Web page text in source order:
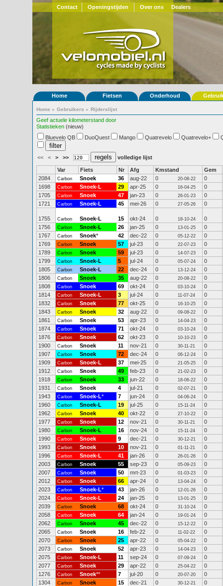
Contact Openingstijden Over ons Dealers
Home Fietsen Onderhoud
Home » Gebruikers » Rijderslijst
Geef actuele kilometerstand door
Statistieken (nieuw)
Bluevelo QB
DuoQuest Mango Quatrevelo Quatrevelo+
<< < > >> volledige lijst
Var Fiets Nr Afg Kmstand
Gem
2084
Carbon Snoek 36 aug-22 0 20-08-22
0
1698
Carbon Snoek-L 29 apr-25 0 16-04-25
0
1705
Carbon Snoek 47 jan-23 0 26-01-23
0
1721
Carbon Snoek-L 45 mei-26 0 27-05-26 0
1755 Carbon Snoek-L 15 okt-24 0 18-10-24
0
1756
Carbon Snoek-L 26 jan-25 0 13-01-25
0
1767
Carbon Snoek* 42 dec-22 0 05-12-22
0
1769
Carbon Snoek 57 jul-23 0 22-07-23
0
1789
Carbon Snoek 59 jul-23 0 14-07-23
0
1799
Carbon Snoek-L 5 jul-24 0 05-07-24
0
1805
Carbon Snoek-L 22 dec-24 0 13-12-24
0
1806
Carbon Snoek 35 aug-22 0 20-08-22
0
1808
Carbon Snoek 69 okt-24 0 03-10-24
0
1814
Carbon Snoek-L 3 jul-24 0 11-07-24
0
1832
Carbon Snoek 77 okt-25 0 16-10-25
0
1843
Carbon Snoek 32 aug-22 0 09-08-22
0
1861
Carbon Snoek 53 apr-23 0 14-04-23
0
1874
Carbon Snoek 71 okt-24 0 03-10-24
0
1876
Carbon Snoek 62 okt-23 0 10-10-23
0
1900
Carbon Snoek 11 nov-21 0 30-11-21
0
1907
Carbon Snoek 72 dec-24 0 06-12-24
0
1909
Carbon Snoek-L 37 mei-25 0 21-05-25
0
1912
Carbon Snoek 49 feb-23 0 21-02-23
0
1918
Carbon Snoek 33 jun-22 0 18-06-22
0
1931
Carbon Snoek 4 jul-21 0 02-07-21
0
1943
Carbon Snoek-L* 7 jun-24 0 04-06-24
0
1960
Carbon Snoek-L 19 jul-25 0 15-11-24
0
1962
Carbon Snoek 40 okt-22 0 27-10-22
0
1977
Carbon Snoek 12 nov-21 0 30-11-21
0
1980
Carbon Snoek-L 16 nov-24 0 15-11-24
0
1990
Carbon Snoek 9 dec-21 0 30-12-21
0
1993
Carbon Snoek 10 nov-21 0 01-11-21
0
1996
Carbon Snoek-L 41 jan-26 0 26-01-26
0
2003
Carbon Snoek 55 sep-23 0 05-09-23
0
2007
Carbon Snoek 50 mrt-23 0 01-03-23
0
2012
Carbon Snoek 66 apr-24 0 13-04-24
0
2023
Carbon Snoek-L* 43 jan-26 0 12-01-26
0
2024
Carbon Snoek-L 24 jan-25 0 13-01-25
0
2039
Carbon Snoek 68 okt-24 0 31-10-24
0
2058
Carbon Snoek 64 jan-24 0 19-01-24
0
2062
Carbon Snoek 45 dec-22 0 15-12-22
0
2065
Carbon Snoek 16 feb-22 0 11-02-22
0
2070
Carbon Snoek 25 apr-22 0 05-04-22
0
2073
Carbon Snoek 52 apr-23 0 14-04-23
0
2075
Carbon Snoek-L 11 sep-24 0 07-09-24
0
2077
Carbon Snoek 29 apr-22 0 25-04-22
0
1276
Carbon Snoek** 7 jul-20 0 20-07-20
0
1304
Carbon Snoek 15 dec-21 0 30-12-21
0